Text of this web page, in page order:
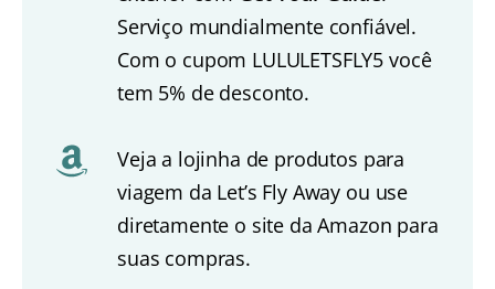
Serviço mundialmente confiável.
Com o cupom LULULETSFLY5 você
tem 5% de desconto.
Veja a lojinha de produtos para
viagem da Let’s Fly Away ou use
diretamente o site da Amazon para
suas compras.